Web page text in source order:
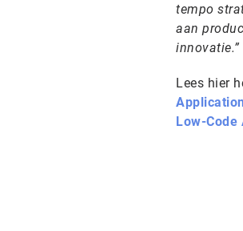
tempo
aan
innovatie.”
Lees hier
Low-